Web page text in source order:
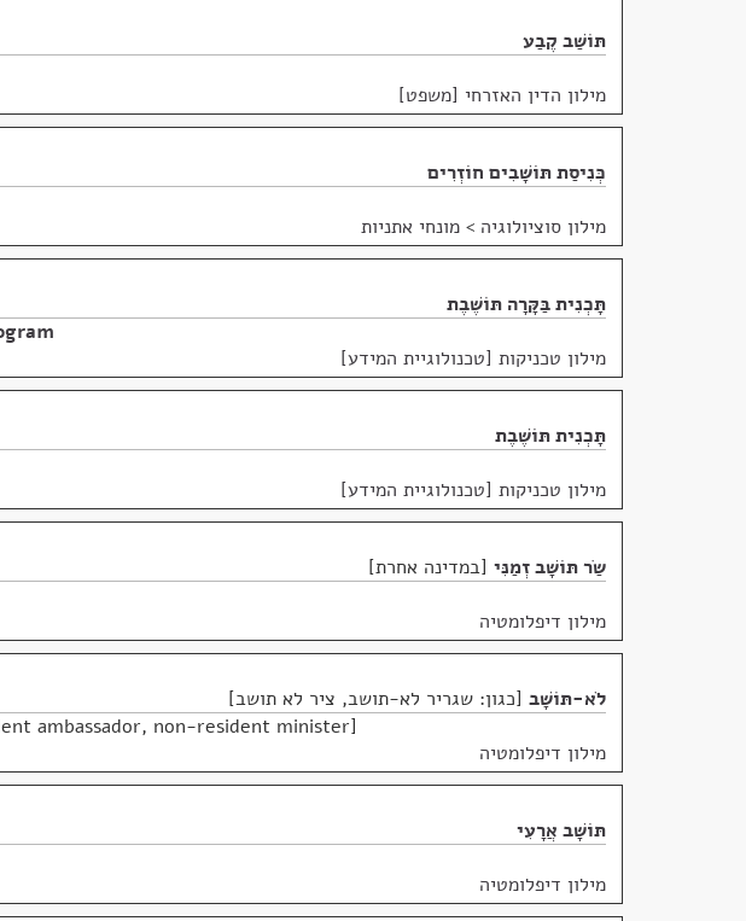
תּוֹשַׁב קֶבַע
מילון הדין האזרחי [משפט]
כְּנִיסַת תּוֹשָׁבִים חוֹזְרִים
מילון סוציולוגיה > מונחי אתניות
תָּכְנִית בַּקָּרָה תּוֹשֶׁבֶת
מילון טכניקות [טכנולוגיית המידע]
תָּכְנִית תּוֹשֶׁבֶת
מילון טכניקות [טכנולוגיית המידע]
שַׂר תּוֹשָׁב זְמַנִּי במדינה אחרת
מילון דיפלומטיה
לֹא-תּוֹשָׁב כגון: שגריר לא-תושב, ציר לא תושב
ambassador, non-resident minister
מילון דיפלומטיה
תּוֹשָׁב אֲרָעִי
מילון דיפלומטיה